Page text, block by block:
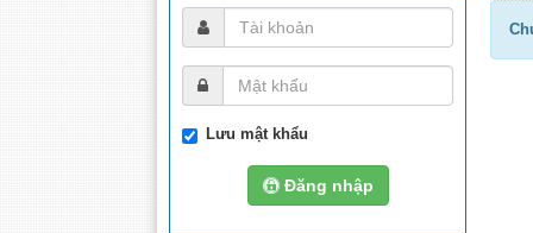
Lưu mật khẩu
Đăng nhập